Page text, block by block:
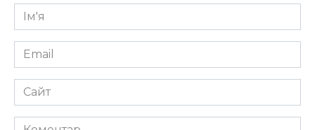
Ім'я
*
Email
*
Сайт
Коментар